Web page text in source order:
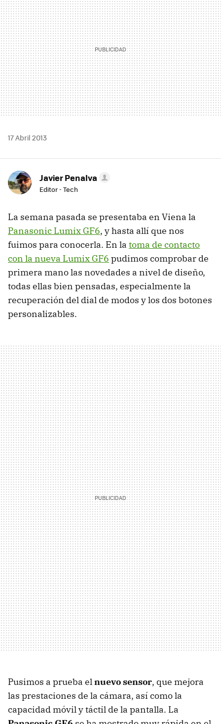
17 Abril 2013
Javier Penalva
Editor - Tech
La semana pasada se presentaba en Viena la
Panasonic Lumix GF6, y hasta allí que nos
fuimos para conocerla. En la toma de contacto
con la nueva Lumix GF6 pudimos comprobar de
primera mano las novedades a nivel de diseño,
todas ellas bien pensadas, especialmente la
recuperación del dial de modos y los dos botones
personalizables.
Pusimos a prueba elnuevo sensor, que mejora
las prestaciones de la cámara, así como la
capacidad móvil y táctil de la pantalla. La